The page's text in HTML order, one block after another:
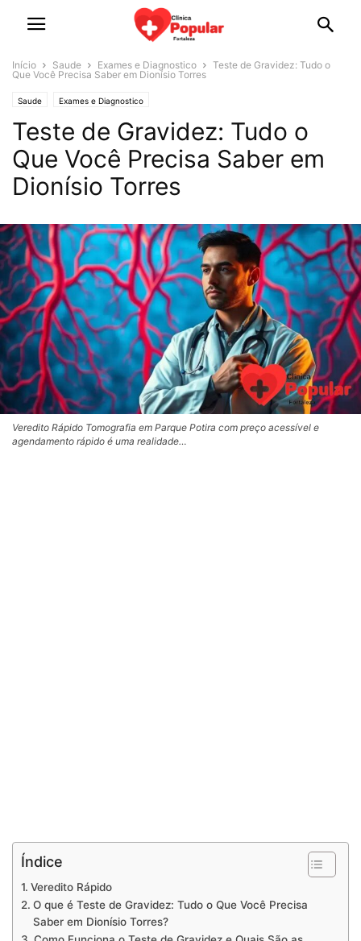
Início Saude Exames e Diagnostico
Teste de Gravidez: Tudo o
Que Você Precisa Saber em Dionísio Torres
Saude Exames e Diagnostico
Teste de Gravidez: Tudo o
Que Você Precisa Saber em
Dionísio Torres
Veredito Rápido Tomografia em Parque Potira com preço acessível e
agendamento rápido é uma realidade…
Índice
Veredito Rápido
O que é Teste de Gravidez: Tudo o Que Você Precisa
Saber em Dionísio Torres?